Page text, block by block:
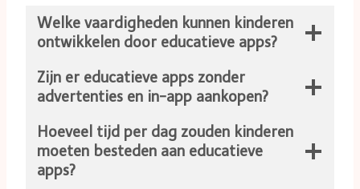
Welke vaardigheden kunnen kinderen
ontwikkelen door educatieve apps?
Zijn er educatieve apps zonder
advertenties en in-app aankopen?
Hoeveel tijd per dag zouden kinderen
moeten besteden aan educatieve
apps?